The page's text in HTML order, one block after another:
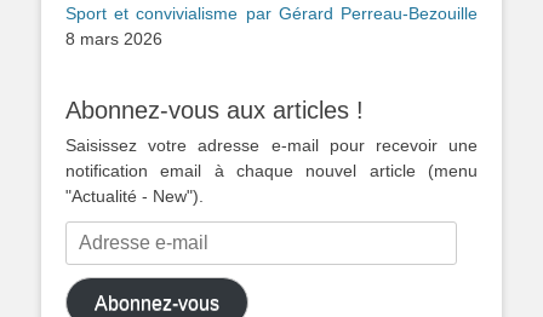
Sport et convivialisme par Gérard Perreau-Bezouille
8 mars 2026
Abonnez-vous aux articles !
Saisissez votre adresse e-mail pour recevoir une
notification email à chaque nouvel article (menu
"Actualité - New").
Adresse
e-
mail
Abonnez-vous